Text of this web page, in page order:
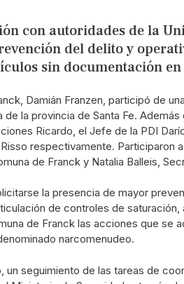
con autoridades de la
del delito y
sin documentación
Damián Franzen, participó de
de la provincia de Santa Fe.
Ricardo, el Jefe de la PDI
respectivamente. Participaron
de Franck y Natalia Balleis,
la presencia de mayor
de controles de
de Franck las acciones que se
narcomenudeo.
un seguimiento de las tareas de